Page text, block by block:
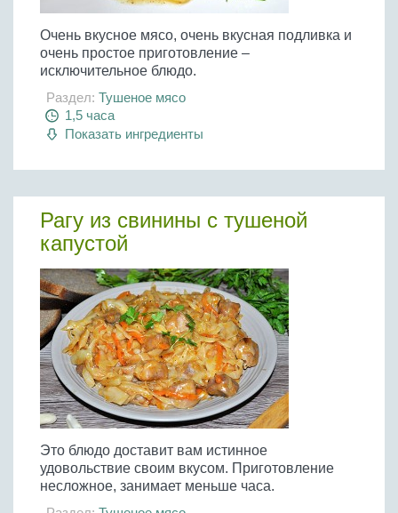
Очень вкусное мясо, очень вкусная подливка и
очень простое приготовление –
исключительное блюдо.
Раздел: Тушеное мясо
1,5 часа
Показать ингредиенты
Рагу из свинины с тушеной
капустой
Это блюдо доставит вам истинное
удовольствие своим вкусом. Приготовление
несложное, занимает меньше часа.